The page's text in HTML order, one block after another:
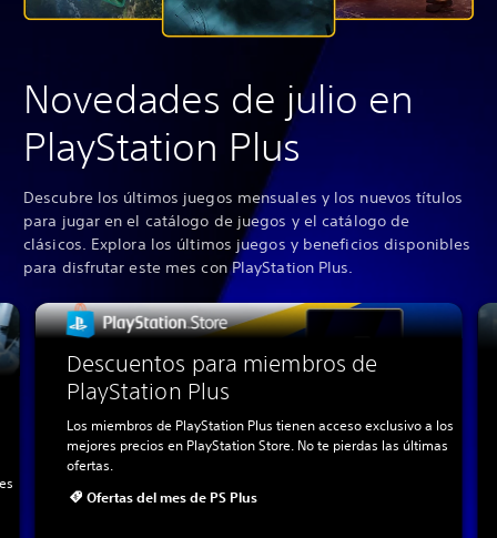
Novedades de julio en
PlayStation Plus
Descubre los últimos juegos mensuales y los nuevos títulos
para jugar en el catálogo de juegos y el catálogo de
clásicos. Explora los últimos juegos y beneficios disponibles
para disfrutar este mes con PlayStation Plus.
Descuentos para miembros de
PlayStation Plus
Los miembros de PlayStation Plus tienen acceso exclusivo a los
mejores precios en PlayStation Store. No te pierdas las últimas
ofertas.
Ofertas del mes de PS Plus